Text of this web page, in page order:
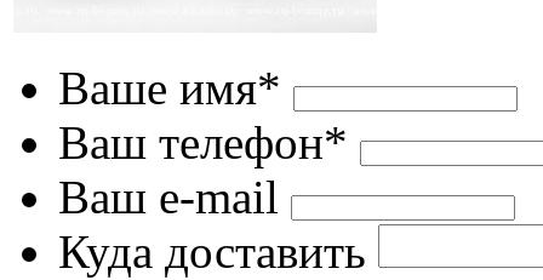
Ваше имя*
Ваш телефон*
Ваш e-mail
Куда доставить